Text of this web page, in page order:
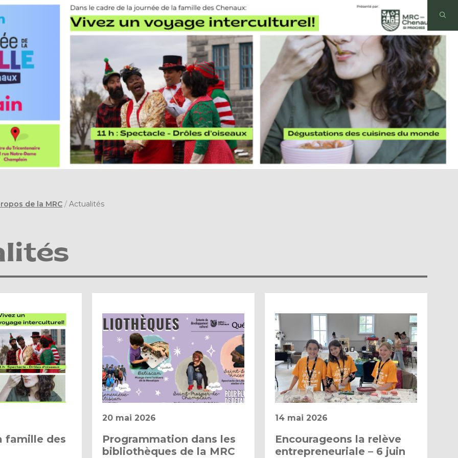
de la MRC / Actualités
famille des
20 mai 2026
Programmation dans les
bibliothèques de la MRC
14 mai 2026
Encourageons la relève
entrepreneuriale – 6 juin